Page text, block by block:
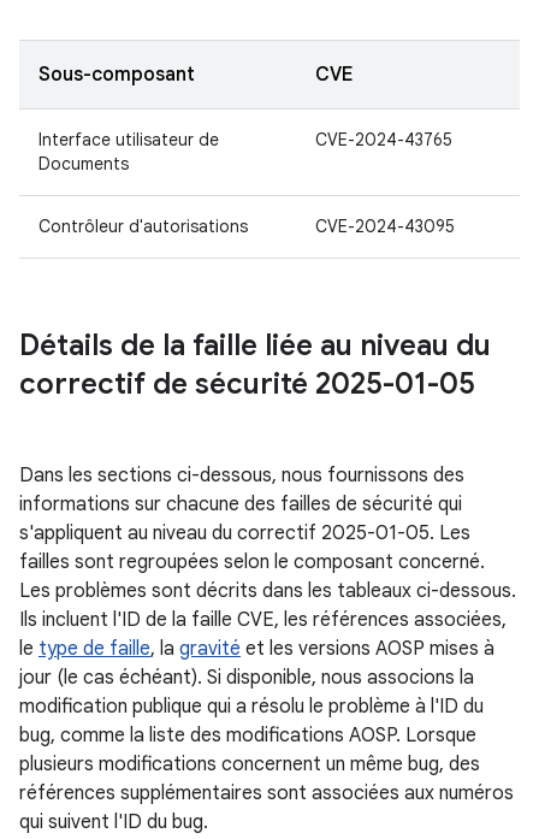
Sous-composant CVE
Interface utilisateur de
Documents
CVE-2024-43765
Contrôleur d'autorisations CVE-2024-43095
Détails de la faille liée au niveau du
correctif de sécurité 2025-01-05
Dans les sections ci-dessous, nous fournissons des
informations sur chacune des failles de sécurité qui
s'appliquent au niveau du correctif 2025-01-05. Les
failles sont regroupées selon le composant concerné.
Les problèmes sont décrits dans les tableaux ci-dessous.
Ils incluent l'ID de la faille CVE, les références associées,
le type de faille, la gravité et les versions AOSP mises à
jour (le cas échéant). Si disponible, nous associons la
modification publique qui a résolu le problème à l'ID du
bug, comme la liste des modifications AOSP. Lorsque
plusieurs modifications concernent un même bug, des
références supplémentaires sont associées aux numéros
qui suivent l'ID du bug.